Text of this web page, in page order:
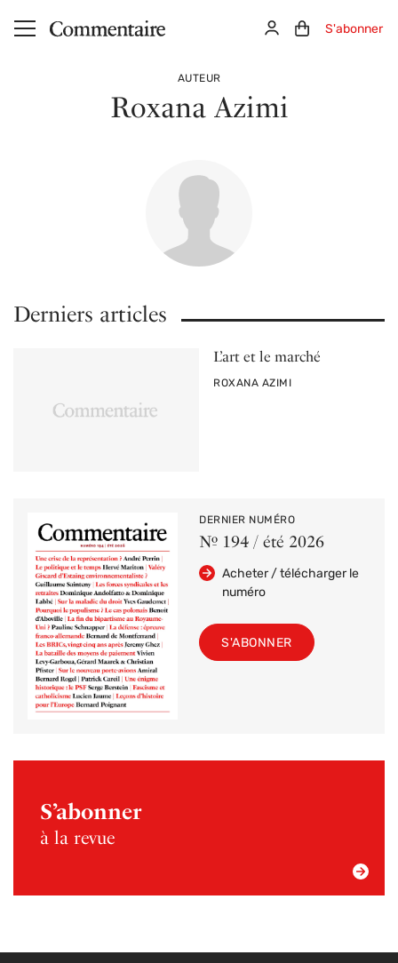
Aller au contenu principal ConnexionPanier (0)
S'abonner
AUTEUR
Roxana Azimi
Derniers articles
L’art et le marché
PAR
ROXANA AZIMI
DERNIER NUMÉRO
Nº 194 / été 2026
Acheter / télécharger le
numéro
S'ABONNER
S’abonner
à la revue